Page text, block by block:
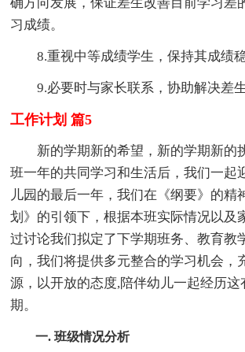
习成绩。
8.重视中等成绩学生，保持其成绩稳
9.必要时与家长联系，协助解决差生
工作计划 篇5
新的学期新的希望，新的学期新的
班一年的共同学习和生活后，我们一起
儿园的最后一年，我们在《纲要》的精
划》的引领下，根据本班实际情况以及
过讨论我们拟定了下学期班务、教育教
向，我们将提供多元整合的学习机会，
源，以开放的态度,陪伴幼儿一起经历这
期。
一. 班级情况分析